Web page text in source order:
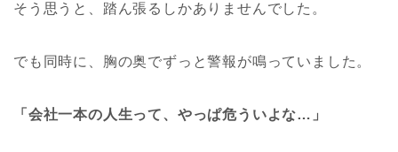
そう思うと、踏ん張るしかありませんでした。
でも同時に、胸の奥でずっと警報が鳴っていました。
「会社一本の人生って、やっぱ危ういよな…」